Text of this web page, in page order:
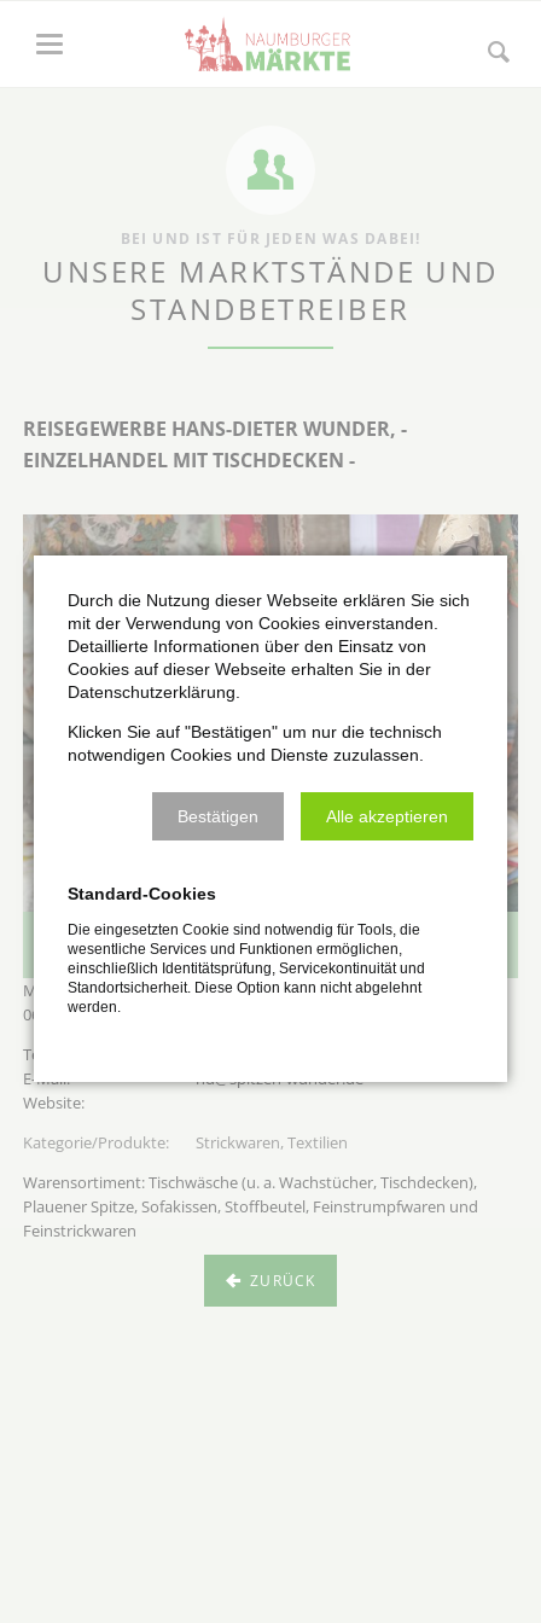
BEI UND IST FÜR JEDEN WAS DABEI!
UNSERE MARKTSTÄNDE UND
STANDBETREIBER
REISEGEWERBE HANS-DIETER WUNDER, -
EINZELHANDEL MIT TISCHDECKEN -
Reisegewerbe Hans-Dieter Wunder, - Einzelhandel mit Tischdecken -
("Textilhandel-Tischwäsche"), Hans-Dieter Wunder
Merseburger Straße 307
06132
Halle (Saale)
hd@spitzen-wunder.de
Strickwaren, Textilien
Warensortiment: Tischwäsche (u. a. Wachstücher, Tischdecken),
Plauener Spitze, Sofakissen, Stoffbeutel, Feinstrumpfwaren und
Feinstrickwaren
ZURÜCK
Durch die Nutzung dieser Webseite erklären Sie sich
mit der Verwendung von Cookies einverstanden.
Detaillierte Informationen über den Einsatz von
Cookies auf dieser Webseite erhalten Sie in der
Datenschutzerklärung.
Klicken Sie auf "Bestätigen" um nur die technisch
notwendigen Cookies und Dienste zuzulassen.
Bestätigen Alle akzeptieren
Standard-Cookies
Die eingesetzten Cookie sind notwendig für Tools, die
wesentliche Services und Funktionen ermöglichen,
einschließlich Identitätsprüfung, Servicekontinuität und
Standortsicherheit. Diese Option kann nicht abgelehnt
werden.